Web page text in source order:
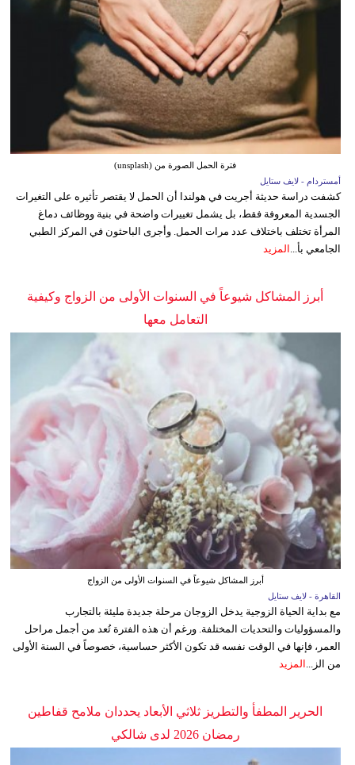
فترة الحمل الصورة من (unsplash)
أمستردام - لايف ستايل
كشفت دراسة حديثة أجريت في هولندا أن الحمل لا يقتصر تأثيره على التغيرات
الجسدية المعروفة فقط، بل يشمل تغييرات واضحة في بنية ووظائف دماغ
المرأة تختلف باختلاف عدد مرات الحمل. وأجرى الباحثون في المركز الطبي
الجامعي بأ... المزيد
أبرز المشاكل شيوعاً في السنوات الأولى من الزواج وكيفية
التعامل معها
أبرز المشاكل شيوعاً في السنوات الأولى من الزواج
القاهرة - لايف ستايل
مع بداية الحياة الزوجية يدخل الزوجان مرحلة جديدة مليئة بالتجارب
والمسؤوليات والتحديات المختلفة. ورغم أن هذه الفترة تُعد من أجمل مراحل
العمر، فإنها في الوقت نفسه قد تكون الأكثر حساسية، خصوصاً في السنة الأولى
من الز...
المزيد
الحرير المطفأ والتطريز ثلاثي الأبعاد يحددان ملامح قفاطين
رمضان 2026 لدى شالكي